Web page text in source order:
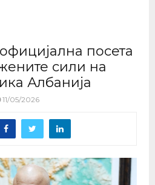
посета
сили на
Албанија
11/05/2026